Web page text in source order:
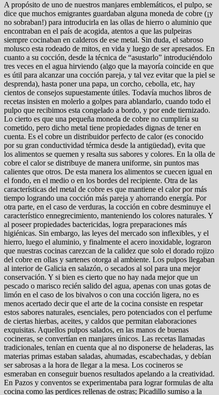
A propósito de uno de nuestros manjares emblemáticos, el pulpo, se
dice que muchos emigrantes guardaban alguna moneda de cobre (¡y
no sobraban!) para introducirla en las ollas de hierro o aluminio que
encontraban en el país de acogida, atentos a que las pulpeiras
siempre cocinaban en calderos de ese metal. Sin duda, el sabroso
molusco esta rodeado de mitos, en vida y luego de ser apresados. En
cuanto a su cocción, desde la técnica de “asustarlo” introduciéndolo
tres veces en el agua hirviendo (algo que la mayoría coincide en que
es útil para alcanzar una cocción pareja, y tal vez evitar que la piel se
desprenda), hasta poner una papa, un corcho, cebolla, etc, hay
cientos de consejos supuestamente útiles. Todavía muchos libros de
recetas insisten en molerlo a golpes para ablandarlo, cuando todo el
pulpo que recibimos esta congelado a bordo, y por ende tiernizado.
Lo cierto es que una pequeña moneda de cobre no cumpliría su
cometido, pero dicho metal tiene propiedades dignas de tener en
cuenta. Es el cobre un distribuidor perfecto de calor (es conocido
por su gran conductividad térmica desde la antigüedad), evita que
los alimentos se quemen y resalta sus sabores y colores. En la olla de
cobre el calor se distribuye de manera uniforme, sin puntos mas
calientes que otros. De esta manera los alimentos se cuecen igual en
el fondo, en el medio o en los bordes del recipiente. Otra de las
características del metal de cobre es que mantiene el calor por más
tiempo logrando una cocción más pareja y ahorrando energía. Por
otra parte, en el caso de verduras, la cocción en cobre desminuye el
característico ennegrecimiento, manteniendo los colores naturales. Y
al poseer propiedades bactericidas, logra preparaciones más
higiénicas. Sin embargo, las leyes del mercado son inflexibles, y el
hierro, luego el aluminio, y finalmente el acero inoxidable, lograron
que nuestras cocinas carezcan de la calidez que solo el dorado rojizo
del cobre en ollas y sartenes otorga al ambiente. Los pulpos llegaban
al interior de Galicia en salazón, o secados al sol para una mejor
conservación. Y si bien es cierto que no hay nada mejor que un
pescado o marisco recién salido del agua, apenas con unas gotas de
limón en el caso de los bivalvos o con una cocción ligera, no es
menos acertado decir que el arte de la cocina consiste en respetar
estos sabores naturales, esenciales, pero potenciados con el perfume
de ciertas hierbas, aceites, y caldos que permitan elaboraciones
exquisitas. Aquellos pulpos salados, en las manos de buenas
cocineras, se convertían en manjares únicos. Las recetas llamadas
tradicionales, tenían en cuenta que al no disponerse de heladeras, las
materias primas estaban saladas, ahumadas, escabechadas, y debían
ser sabrosas a la hora de llegar a la mesa. Los cocineros se
esmeraban en conseguir buenos resultados apelando a la creatividad.
En Pazos y conventos se experimentaba para lograr formulas de alta
cocina como las perdices rellenas de ostras; Picadillo sumiso a la